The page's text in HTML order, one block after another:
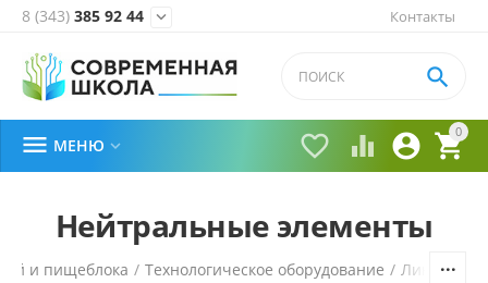
Контакты
8 (343) 385 92 44 
0


 

 МЕНЮ 
Нейтральные элементы
и пищеблока / Технологическое оборудование / Линии